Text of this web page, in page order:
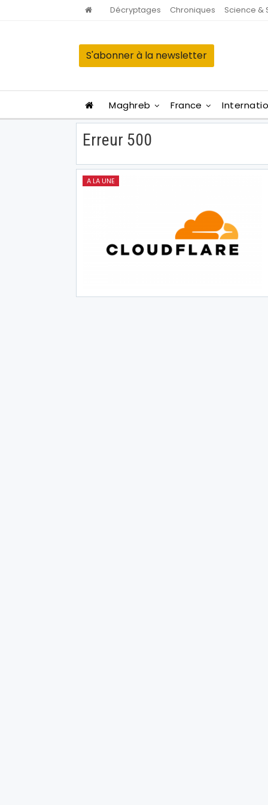
Décryptages Chroniques Science &
S'abonner à la newsletter
Maghreb France
Erreur 500
A LA UNE